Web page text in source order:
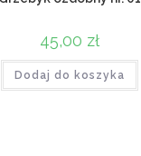
45,00 zł
Dodaj do koszyka